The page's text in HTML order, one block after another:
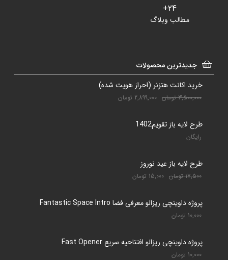
24+
مطالب وبلاگ
جدیدترین محصولات
خرید اکانت هتزنر (احراز هویت شده)
3,500,000 تومان 2,899,000 تومان
طرح لایه باز تقویم1402
رایگان
طرح لایه باز عید نوروز
17,500 تومان 15,000 تومان
پروژه داوینچی ریزالو معرفی فضا Fantastic Space Intro
10,000 تومان
پروژه داوینچی ریزالو افتتاحیه سریع Fast Opener
10,000 تومان